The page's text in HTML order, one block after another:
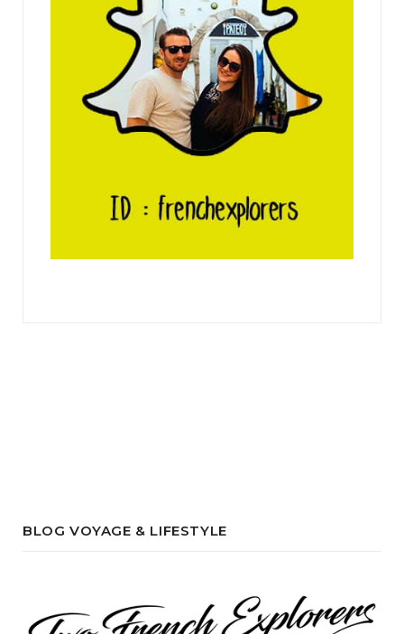
BLOG VOYAGE & LIFESTYLE